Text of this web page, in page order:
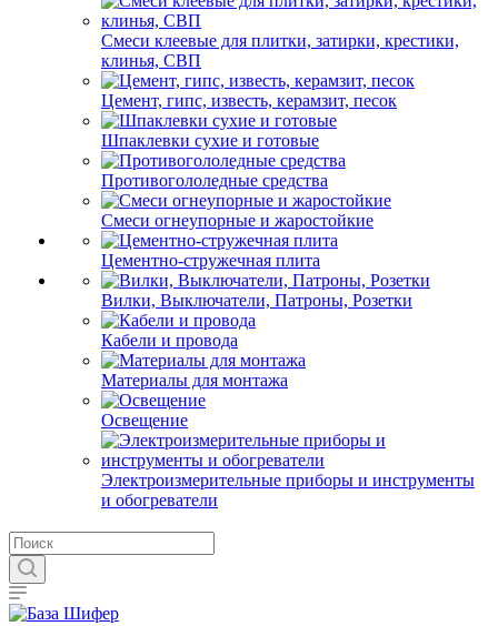
Смеси клеевые для плитки, затирки, крестики,
клинья, СВП
Цемент, гипс, известь, керамзит, песок
Шпаклевки сухие и готовые
Противогололедные средства
Смеси огнеупорные и жаростойкие
Цементно-стружечная плита
Вилки, Выключатели, Патроны, Розетки
Кабели и провода
Материалы для монтажа
Освещение
Электроизмерительные приборы и инструменты
и обогреватели